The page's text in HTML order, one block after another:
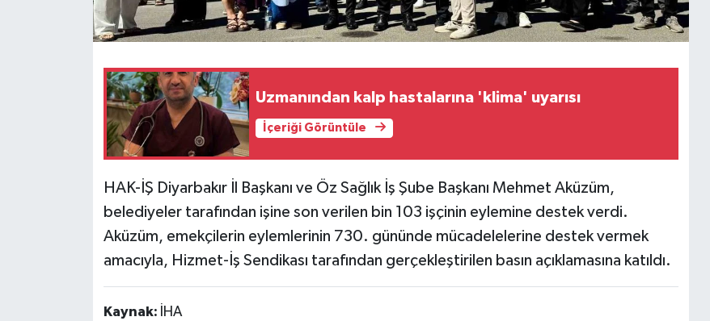
Uzmanından kalp hastalarına 'klima' uyarısı
İçeriği Görüntüle
HAK-İŞ Diyarbakır İl Başkanı ve Öz Sağlık İş Şube Başkanı Mehmet Aküzüm,
belediyeler tarafından işine son verilen bin 103 işçinin eylemine destek verdi.
Aküzüm, emekçilerin eylemlerinin 730. gününde mücadelelerine destek vermek
amacıyla, Hizmet-İş Sendikası tarafından gerçekleştirilen basın açıklamasına katıldı.
Kaynak: İHA